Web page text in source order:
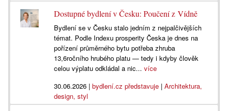
Dostupné bydlení v Česku: Poučení z Vídně
Bydlení se v Česku stalo jedním z nejpalčivějších
témat. Podle Indexu prosperity Česka je dnes na
pořízení průměrného bytu potřeba zhruba
13,6ročního hrubého platu — tedy i kdyby člověk
celou výplatu odkládal a nic...více
30.06.2026 |bydlení.cz představuje |Architektura,
design, styl